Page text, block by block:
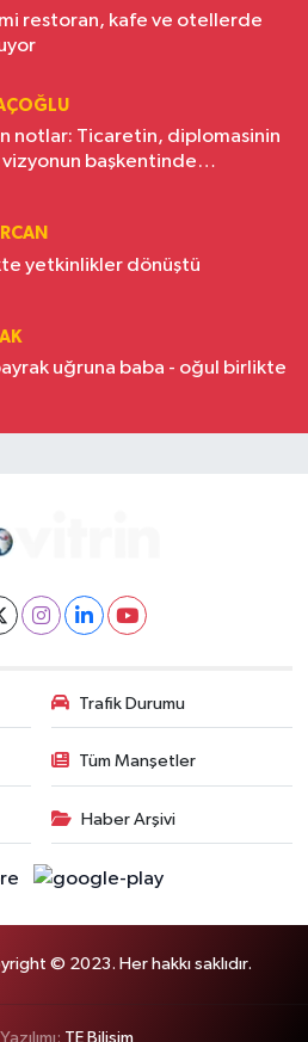
restoran, kafe ve otellerde
notlar: Ticaretin, diplomasinin
başkentinde
yetkinlikler dönüştü
uğruna baba - oğul birlikte
Trafik Durumu
Tüm Manşetler
Haber Arşivi
© 2023. Her hakkı saklıdır.
TE Bilişim